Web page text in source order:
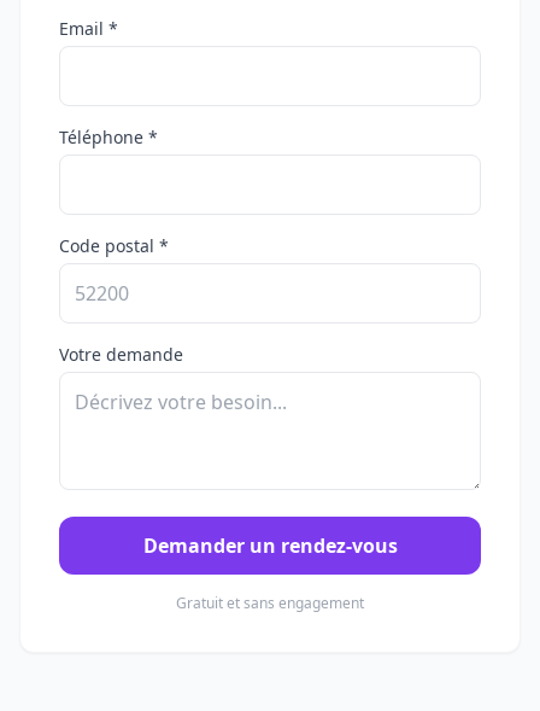
Email *
Téléphone *
Code postal *
Votre demande
Demander un rendez-vous
Gratuit et sans engagement